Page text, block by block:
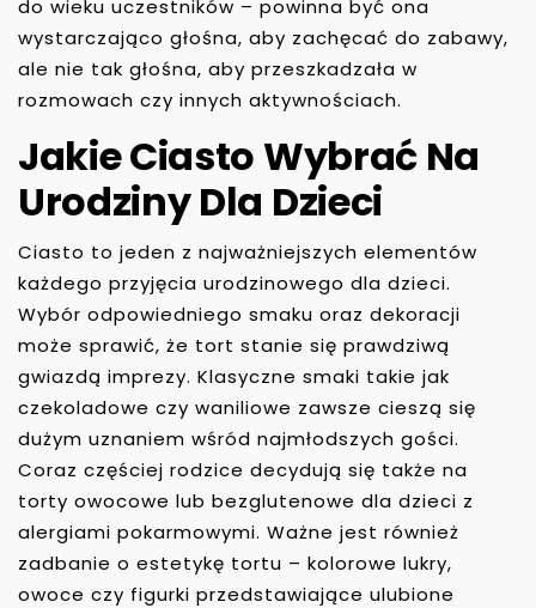
do wieku uczestników – powinna być ona
wystarczająco głośna, aby zachęcać do zabawy,
ale nie tak głośna, aby przeszkadzała w
rozmowach czy innych aktywnościach.
Jakie Ciasto Wybrać Na
Urodziny Dla Dzieci
Ciasto to jeden z najważniejszych elementów
każdego przyjęcia urodzinowego dla dzieci.
Wybór odpowiedniego smaku oraz dekoracji
może sprawić, że tort stanie się prawdziwą
gwiazdą imprezy. Klasyczne smaki takie jak
czekoladowe czy waniliowe zawsze cieszą się
dużym uznaniem wśród najmłodszych gości.
Coraz częściej rodzice decydują się także na
torty owocowe lub bezglutenowe dla dzieci z
alergiami pokarmowymi. Ważne jest również
zadbanie o estetykę tortu – kolorowe lukry,
owoce czy figurki przedstawiające ulubione